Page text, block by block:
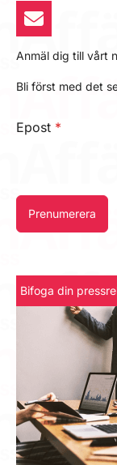
Anmäl dig till vårt
Bli först med det
Epost *
Prenumerera
Bifoga din